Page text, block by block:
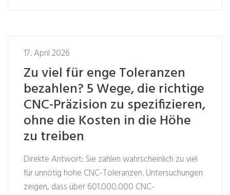
17. April 2026
Zu viel für enge Toleranzen
bezahlen? 5 Wege, die richtige
CNC-Präzision zu spezifizieren,
ohne die Kosten in die Höhe
zu treiben
Direkte Antwort: Sie zahlen wahrscheinlich zu viel
für unnötig hohe CNC-Toleranzen. Untersuchungen
zeigen, dass über 601.000.000 CNC-